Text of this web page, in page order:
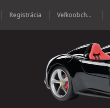
Registrácia Veľkoobchod